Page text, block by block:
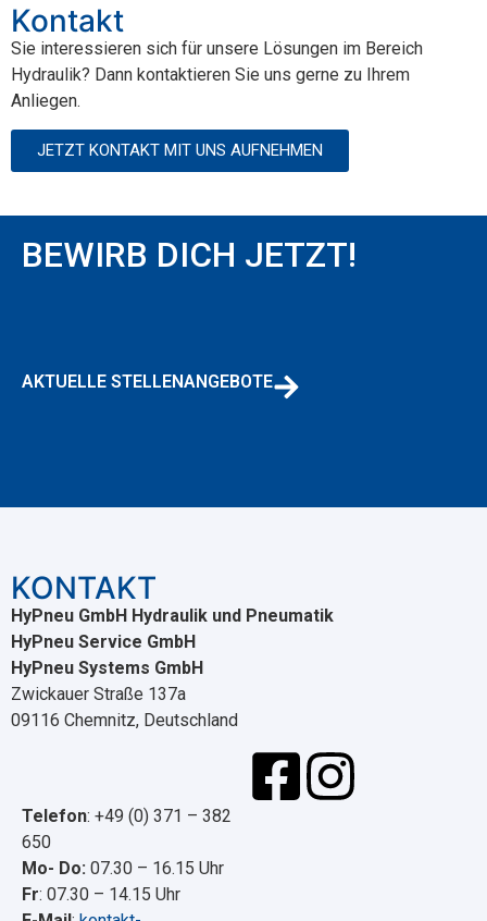
Kontakt
Sie interessieren sich für unsere Lösungen im Bereich
Hydraulik? Dann kontaktieren Sie uns gerne zu Ihrem
Anliegen.
JETZT KONTAKT MIT UNS AUFNEHMEN
BEWIRB DICH JETZT!
AKTUELLE STELLENANGEBOTE
KONTAKT
HyPneu GmbH Hydraulik und Pneumatik
HyPneu Service GmbH
HyPneu Systems GmbH
Zwickauer Straße 137a
09116 Chemnitz, Deutschland
Telefon: +49 (0) 371 – 382
650
Mo- Do: 07.30 – 16.15 Uhr
Fr: 07.30 – 14.15 Uhr